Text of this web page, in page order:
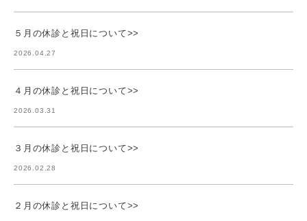
５月の休診と祝日について>>
2026.04.27
４月の休診と祝日について>>
2026.03.31
３月の休診と祝日について>>
2026.02.28
２月の休診と祝日について>>